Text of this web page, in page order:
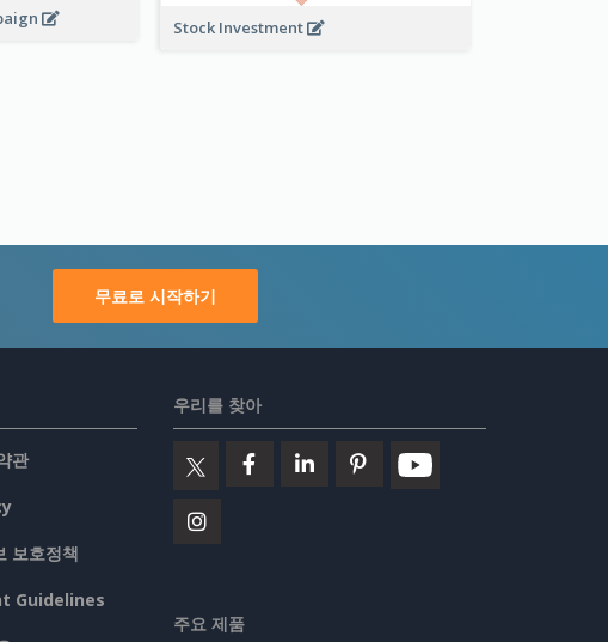
Stock Investment
무료로 시작하기
관
보호정책
Guidelines
우리를 찾아
주요 제품